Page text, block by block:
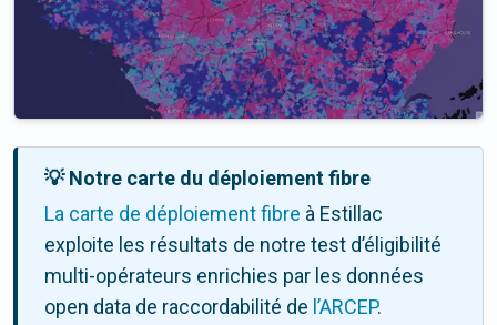
💡 Notre carte du déploiement fibre
La carte de déploiement fibre à Estillac
exploite les résultats de notre test d’éligibilité
multi-opérateurs enrichies par les données
open data de raccordabilité de l’ARCEP.